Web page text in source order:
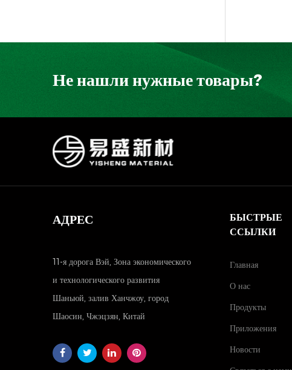
Не нашли нужные товары?
АДРЕС
11-я дорога Вэй, Зона экономического
и технологического развития
Шаньюй, залив Ханчжоу, город
Шаосин, Чжэцзян, Китай
БЫСТРЫЕ
ССЫЛКИ
Главная
О нас
Продукты
Приложения
Новости